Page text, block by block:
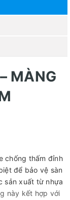
MÀNG
chống thấm đỉnh
để bảo vệ sàn
sản xuất từ nhựa
này kết hợp với